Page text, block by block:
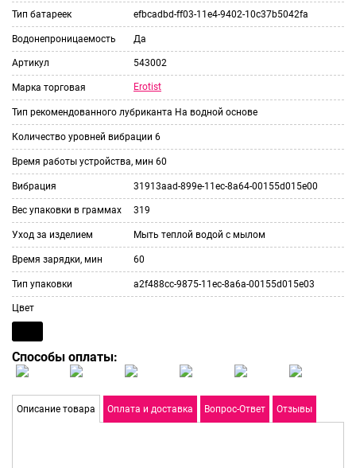
Тип батареек efbcadbd-ff03-11e4-9402-10c37b5042fa
Водонепроницаемость Да
Артикул 543002
Марка торговая Erotist
Тип рекомендованного лубриканта На водной основе
Количество уровней вибрации 6
Время работы устройства, мин 60
Вибрация 31913aad-899e-11ec-8a64-00155d015e00
Вес упаковки в граммах 319
Уход за изделием Мыть теплой водой с мылом
Время зарядки, мин 60
Тип упаковки a2f488cc-9875-11ec-8a6a-00155d015e03
Цвет
Способы оплаты:
Описание товара Оплата и доставка Вопрос-Ответ Отзывы